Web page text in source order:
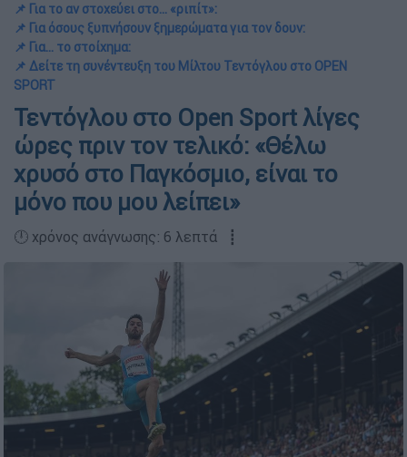
📌 Για το αν στοχεύει στο… «ριπίτ»:
📌 Για όσους ξυπνήσουν ξημερώματα για τον δουν:
📌 Για… το στοίχημα:
📌 Δείτε τη συνέντευξη του Μίλτου Τεντόγλου στο OPEN
SPORT
Τεντόγλου στο Open Sport λίγες
ώρες πριν τον τελικό: «Θέλω
χρυσό στο Παγκόσμιο, είναι το
μόνο που μου λείπει»
🕛 χρόνος ανάγνωσης: 6 λεπτά ┋